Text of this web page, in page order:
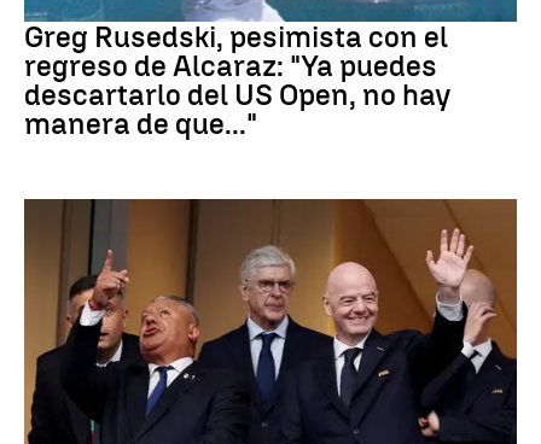
Greg Rusedski, pesimista con el
regreso de Alcaraz: "Ya puedes
descartarlo del US Open, no hay
manera de que..."